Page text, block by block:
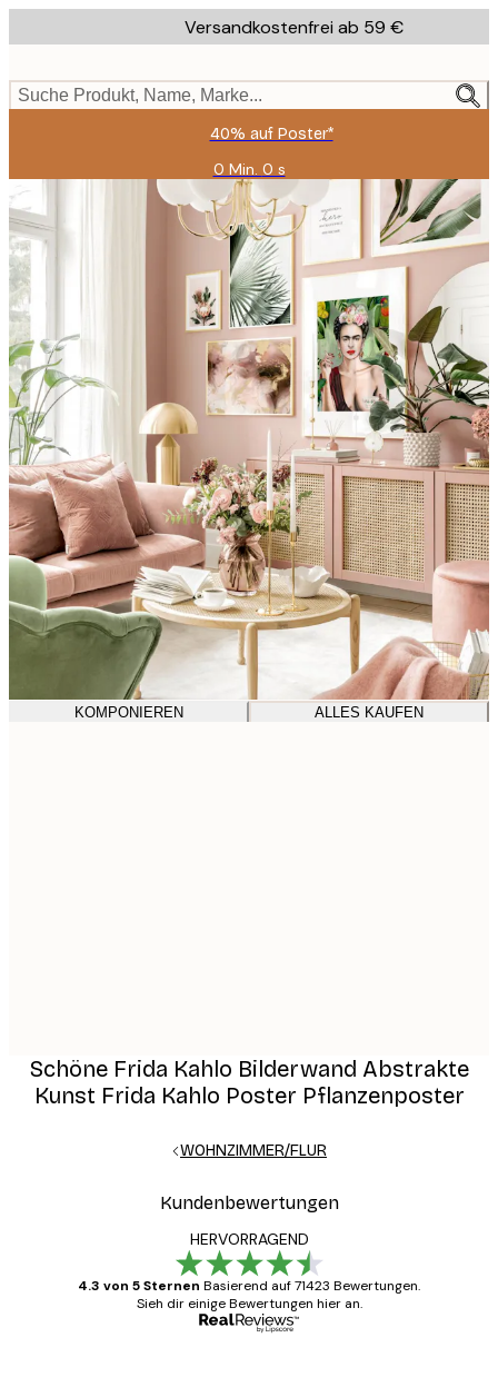
to
content.
Versandkostenfrei ab 59 €
Suche Produkt, Name, Marke...
40% auf Poster*
0 Min. 0 s
Gültig
bis:
2026-
08-
09
KOMPONIEREN ALLES KAUFEN
Schöne Frida Kahlo Bilderwand Abstrakte
Kunst Frida Kahlo Poster Pflanzenposter
WOHNZIMMER/FLUR
Kundenbewertungen
HERVORRAGEND
4.3 von 5 Sternen Basierend auf 71423 Bewertungen.
Sieh dir einige Bewertungen hier an.